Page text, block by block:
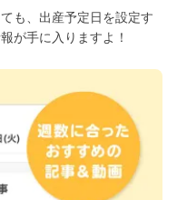
も、出産予定日を設定す
が手に入りますよ！